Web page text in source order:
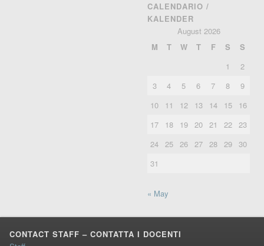
CALENDARIO /
KALENDER
August 2026
M
T W T F S
S
1
2
3
4 5 6 7 8
9
10
11 12 13 14 15
16
17
18 19 20 21 22 23
24 25 26 27 28 29 30
31
« May
CONTACT STAFF – CONTATTA I DOCENTI